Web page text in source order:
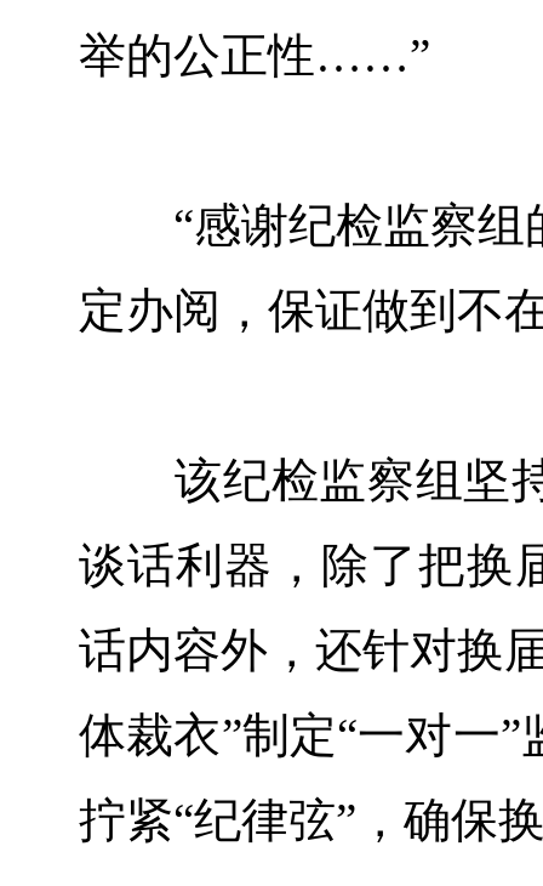
举的公正性……”
“感谢纪检监察组
定办阅，保证做到不
该纪检监察组坚持
谈话利器，除了把换
话内容外，还针对换
体裁衣”制定“一对一
拧紧“纪律弦”，确保